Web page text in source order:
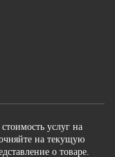
услуг на
на текущую
о товаре.